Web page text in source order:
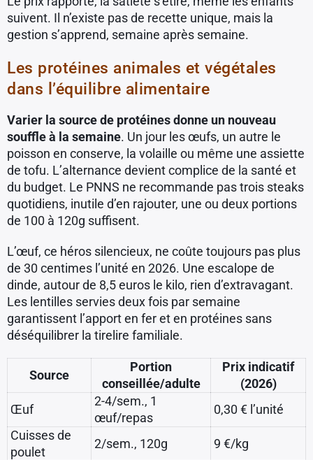
suivent. Il n’existe pas de recette unique, mais la
gestion s’apprend, semaine après semaine.
Les protéines animales et végétales
dans l’équilibre alimentaire
Varier la source de protéines donne un nouveau
souffle à la semaine. Un jour les œufs, un autre le
poisson en conserve, la volaille ou même une assiette
de tofu. L’alternance devient complice de la santé et
du budget. Le PNNS ne recommande pas trois steaks
quotidiens, inutile d’en rajouter, une ou deux portions
de 100 à 120g suffisent.
L’œuf, ce héros silencieux, ne coûte toujours pas plus
de 30 centimes l’unité en 2026. Une escalope de
dinde, autour de 8,5 euros le kilo, rien d’extravagant.
Les lentilles servies deux fois par semaine
garantissent l’apport en fer et en protéines sans
déséquilibrer la tirelire familiale.
Source
Portion
conseillée/adulte
Prix indicatif
(2026)
Œuf
2-4/sem., 1
œuf/repas
0,30 € l’unité
Cuisses de
poulet
2/sem., 120g
9 €/kg